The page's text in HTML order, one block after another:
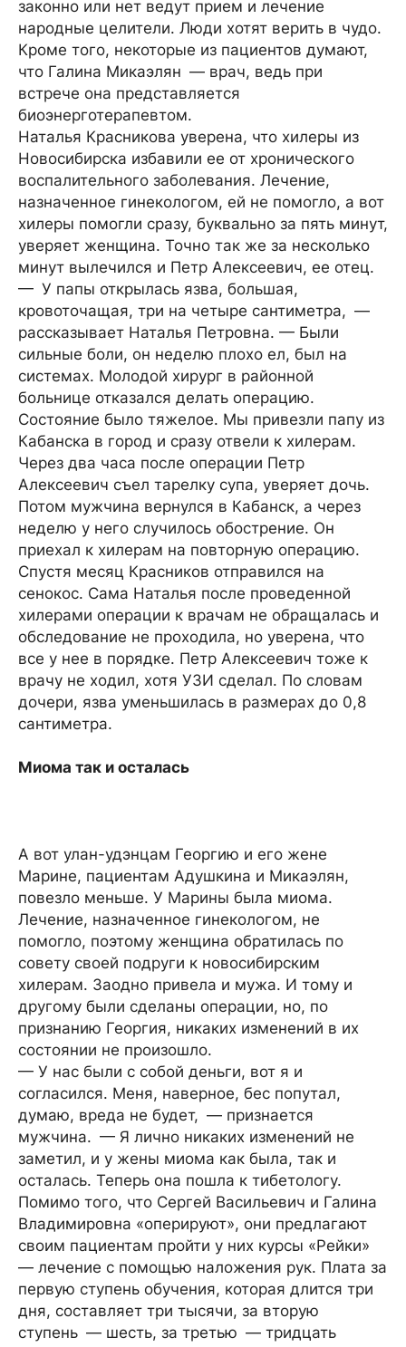
законно или нет ведут прием и лечение
народные целители. Люди хотят верить в чудо.
Кроме того, некоторые из пациентов думают,
что Галина Микаэлян — врач, ведь при
встрече она представляется
биоэнерготерапевтом.
Наталья Красникова уверена, что хилеры из
Новосибирска избавили ее от хронического
воспалительного заболевания. Лечение,
назначенное гинекологом, ей не помогло, а вот
хилеры помогли сразу, буквально за пять минут,
уверяет женщина. Точно так же за несколько
минут вылечился и Петр Алексеевич, ее отец.
— У папы открылась язва, большая,
кровоточащая, три на четыре сантиметра, —
рассказывает Наталья Петровна. — Были
сильные боли, он неделю плохо ел, был на
системах. Молодой хирург в районной
больнице отказался делать операцию.
Состояние было тяжелое. Мы привезли папу из
Кабанска в город и сразу отвели к хилерам.
Через два часа после операции Петр
Алексеевич съел тарелку супа, уверяет дочь.
Потом мужчина вернулся в Кабанск, а через
неделю у него случилось обострение. Он
приехал к хилерам на повторную операцию.
Спустя месяц Красников отправился на
сенокос. Сама Наталья после проведенной
хилерами операции к врачам не обращалась и
обследование не проходила, но уверена, что
все у нее в порядке. Петр Алексеевич тоже к
врачу не ходил, хотя УЗИ сделал. По словам
дочери, язва уменьшилась в размерах до 0,8
сантиметра.
Миома так и осталась
А вот улан-удэнцам Георгию и его жене
Марине, пациентам Адушкина и Микаэлян,
повезло меньше. У Марины была миома.
Лечение, назначенное гинекологом, не
помогло, поэтому женщина обратилась по
совету своей подруги к новосибирским
хилерам. Заодно привела и мужа. И тому и
другому были сделаны операции, но, по
признанию Георгия, никаких изменений в их
состоянии не произошло.
— У нас были с собой деньги, вот я и
согласился. Меня, наверное, бес попутал,
думаю, вреда не будет, — признается
мужчина. — Я лично никаких изменений не
заметил, и у жены миома как была, так и
осталась. Теперь она пошла к тибетологу.
Помимо того, что Сергей Васильевич и Галина
Владимировна «оперируют», они предлагают
своим пациентам пройти у них курсы «Рейки»
— лечение с помощью наложения рук. Плата за
первую ступень обучения, которая длится три
дня, составляет три тысячи, за вторую
ступень — шесть, за третью — тридцать